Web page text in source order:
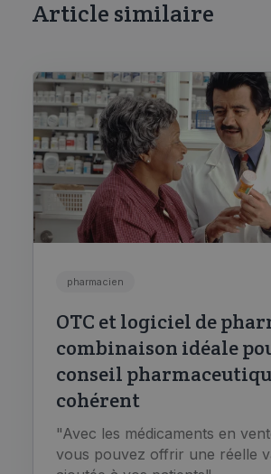
Article similaire
pharmacien
OTC et logiciel de
combinaison idéale
conseil
cohérent
"Avec les médicaments en
vous pouvez offrir une réelle